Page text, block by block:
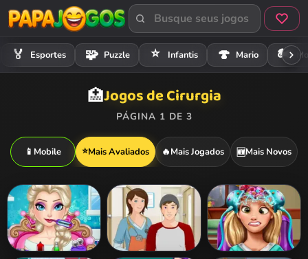
🏅 Esportes 🧩 Puzzle ⭐ Infantis 🍄 Mario 🏍️
🏥Jogos de Cirurgia
PÁGINA 1 DE 3
📱 Mobile ⭐Mais Avaliados 🔥Mais Jogados 🆕Mais Novos